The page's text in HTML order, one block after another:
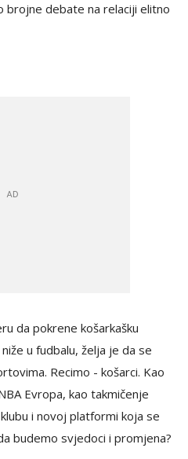
brojne debate na relaciji elitno
da pokrene košarkašku
u fudbalu, želja je da se
Recimo - košarci. Kao
Evropa, kao takmičenje
i novoj platformi koja se
budemo svjedoci i promjena?